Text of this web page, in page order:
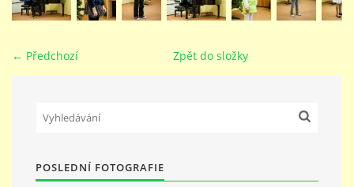
PŘÍMĚSTSKÝ TÁBOR
MISS VÝTVARNÝ MODEL
ZAMĚSTNÁNÍ
← Předchozí Zpět do složky
POSLEDNÍ FOTOGRAFIE